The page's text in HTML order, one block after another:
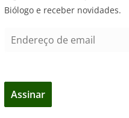
Biólogo e receber novidades.
e
e
Assinar